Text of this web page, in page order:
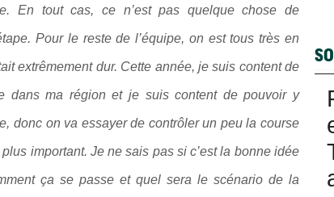
En tout cas, ce n’est pas quelque chose de
Pour le reste de l’équipe, on est tous très en
extrêmement dur. Cette année, je suis content de
dans ma région et je suis content de pouvoir y
donc on va essayer de contrôler un peu la course
important. Je ne sais pas si c’est la bonne idée
ça se passe et quel sera le scénario de la